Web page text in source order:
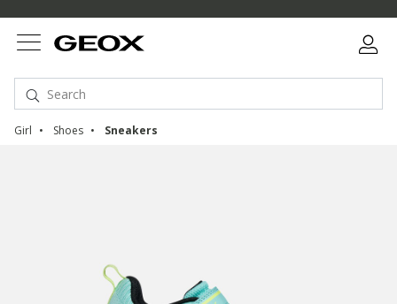
Girl Shoes Sneakers